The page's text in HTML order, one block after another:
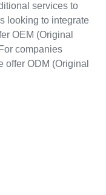
services to
looking to integrate
OEM (Original
companies
offer ODM (Original